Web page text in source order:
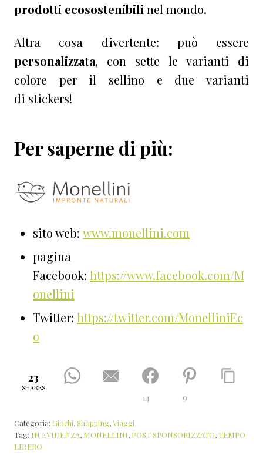
prodotti ecosostenibili nel mondo.
Altra cosa divertente: può essere
personalizzata, con sette le varianti di
colore per il sellino e due varianti
di stickers!
Per saperne di più:
sito web: www.monellini.com
pagina
Facebook: https://www.facebook.com/M
onellini
Twitter: https://twitter.com/MonelliniEc
o
23
SHARES
14 9
Categoria: Giochi,Shopping,Viaggi
Tag: IN EVIDENZA, MONELLINI, POST SPONSORIZZATO,TEMPO
LIBERO